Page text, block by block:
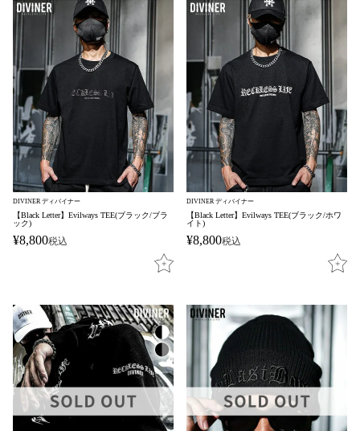
DIVINER ディバイナー
【Black Letter】Evilways TEE(ブラック/ブラ
ック)
¥8,800税込
DIVINER ディバイナー
【Black Letter】Evilways TEE(ブラック/ホワ
イト)
¥8,800税込